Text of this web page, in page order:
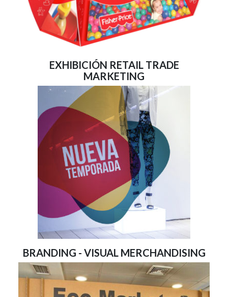
EXHIBICIÓN RETAIL TRADE
MARKETING
BRANDING - VISUAL MERCHANDISING